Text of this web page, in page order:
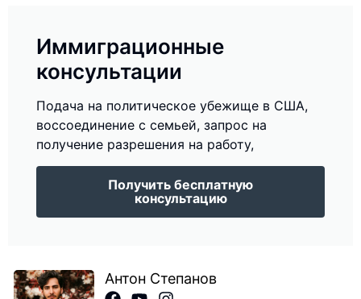
Иммиграционные
консультации
Подача на политическое убежище в США,
воссоединение с семьей, запрос на
получение разрешения на работу,
Получить бесплатную
консультацию
Антон Степанов